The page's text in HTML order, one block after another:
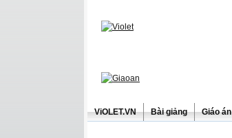
ViOLET.VN Bài giảng Giáo án